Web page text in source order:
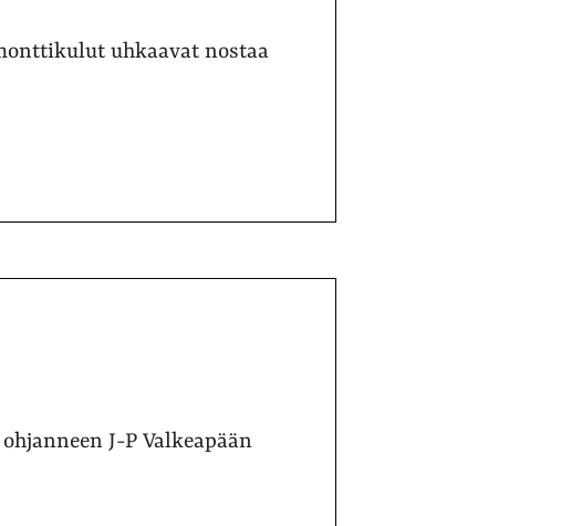
uhkaavat nostaa
J-P Valkeapään